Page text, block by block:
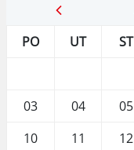
PO
UT ST
03
04 05
10
11 12